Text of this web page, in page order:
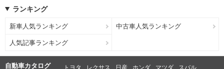
ランキング
新車人気ランキング 中古車人気ランキング
人気記事ランキング
自動車カタログ トヨタ レクサス 日産 ホンダ マツダ スバル